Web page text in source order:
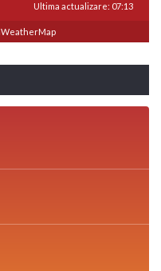
Ultima actualizare: 07:13